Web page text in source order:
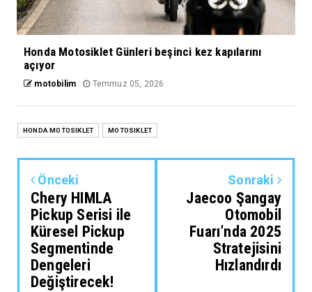
Honda Motosiklet Günleri beşinci kez kapılarını
açıyor
motobilim Temmuz 05, 2026
HONDA MOTOSIKLET MOTOSIKLET
Önceki
Chery HIMLA
Pickup Serisi ile
Küresel Pickup
Segmentinde
Dengeleri
Değiştirecek!
Sonraki
Jaecoo Şangay
Otomobil
Fuarı’nda 2025
Stratejisini
Hızlandırdı